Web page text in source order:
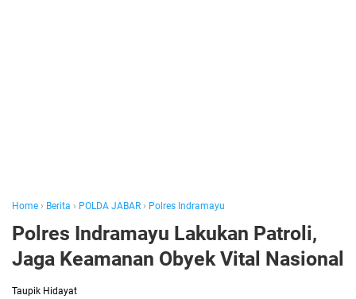
Home › Berita › POLDA JABAR › Polres Indramayu
Polres Indramayu Lakukan Patroli,
Jaga Keamanan Obyek Vital Nasional
Taupik Hidayat